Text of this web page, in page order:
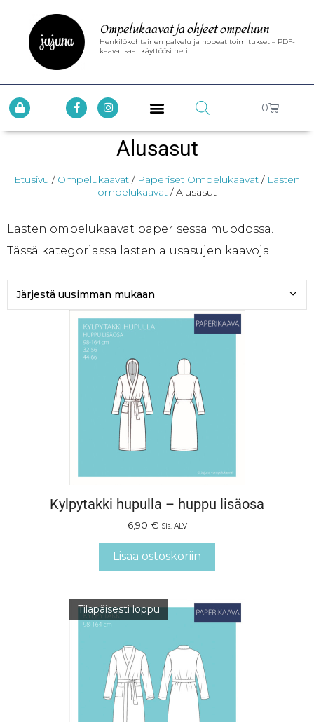
Ompelukaavat ja ohjeet ompeluun
Henkilökohtainen palvelu ja nopeat toimitukset – PDF-
kaavat saat käyttöösi heti
0
Alusasut
Etusivu / Ompelukaavat / Paperiset Ompelukaavat / Lasten
ompelukaavat / Alusasut
Lasten ompelukaavat paperisessa muodossa.
Tässä kategoriassa lasten alusasujen kaavoja.
Kylpytakki hupulla – huppu lisäosa
6,90 € Sis. ALV
Lisää ostoskoriin
Tilapäisesti loppu